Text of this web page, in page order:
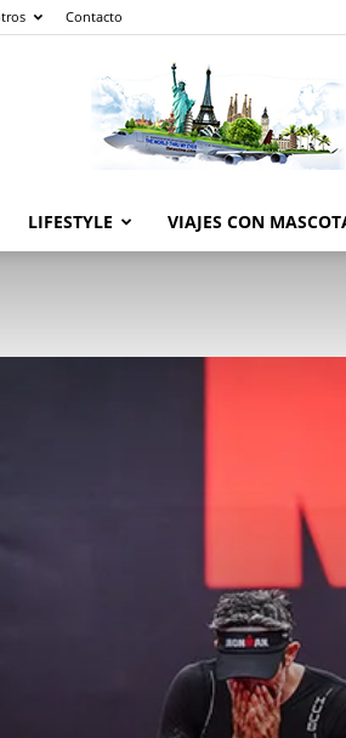
Contacto
The
My
LIFESTYLE VIAJES CON